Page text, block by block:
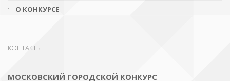
О КОНКУРСЕ
КОНТАКТЫ
МОСКОВСКИЙ ГОРОДСКОЙ КОНКУРС